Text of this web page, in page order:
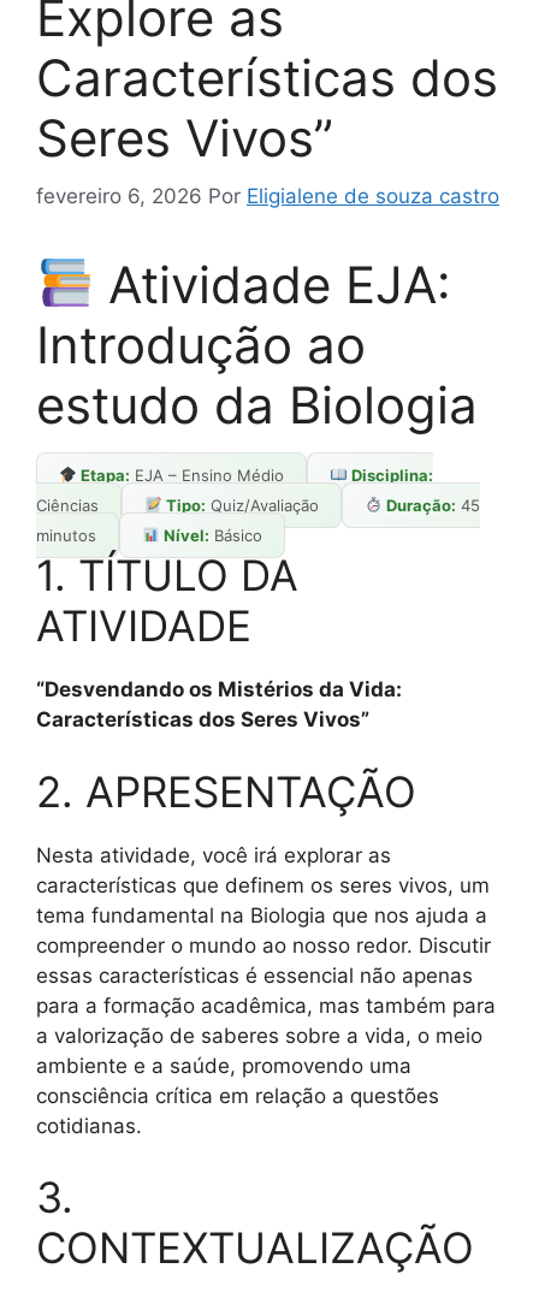
Explore as
Características dos
Seres Vivos”
fevereiro 6, 2026 Por Eligialene de souza castro
Atividade EJA:
Introdução ao
estudo da Biologia
Etapa: EJA – Ensino Médio
Disciplina:
Ciências
Tipo: Quiz/Avaliação Duração: 45
minutos
Nível: Básico
1. TÍTULO DA
ATIVIDADE
“Desvendando os Mistérios da Vida:
Características dos Seres Vivos”
2. APRESENTAÇÃO
Nesta atividade, você irá explorar as
características que definem os seres vivos, um
tema fundamental na Biologia que nos ajuda a
compreender o mundo ao nosso redor. Discutir
essas características é essencial não apenas
para a formação acadêmica, mas também para
a valorização de saberes sobre a vida, o meio
ambiente e a saúde, promovendo uma
consciência crítica em relação a questões
cotidianas.
3.
CONTEXTUALIZAÇÃO